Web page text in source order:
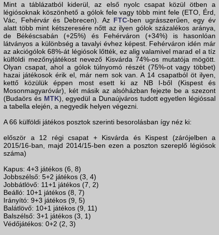
Mint a táblázatból kiderül, az első nyolc csapat közül ötben a
légiósoknak köszönhető a gólok fele vagy több mint fele (ETO, Érd,
Vác, Fehérvár és Debrecen). Az FTC-ben ugrásszerűen, egy év
alatt több mint kétszeresére nőtt az ilyen gólok százalékos aránya,
de Békéscsabán (+25%) és Fehérváron (+34%) is hasonlóan
látványos a különbség a tavalyi évhez képest. Fehérváron idén már
az akciógólok 68%-át légiósok lőtték, ez alig valamivel marad el a tíz
külföldi mezőnyjátékost nevező Kisvárda 74%-os mutatója mögött.
Olyan csapat, ahol a gólok túlnyomó részét (75%-ot vagy többet)
hazai játékosok érik el, már nem sok van. A 14 csapatból öt ilyen,
kettő közülük éppen most esett ki az NB I-ből (Kispest és
Mosonmagyaróvár), két másik az alsóházban fejezte be a szezont
(Budaörs és MTK), egyedül a Dunaújváros tudott egyetlen légióssal
a tabella elején, a negyedik helyen végezni.
A 66 külföldi játékos posztok szerinti besorolásban így néz ki:
először a 12 régi csapat + Kisvárda és Kispest (zárójelben a
2015/16-ban, majd 2014/15-ben ezen a poszton szereplő légiósok
száma)
Kapus: 4+3 játékos (6, 8)
Jobbszélső: 5+2 játékos (3, 4)
Jobbátlövő: 11+1 játékos (7, 2)
Beálló: 10+1 játékos (8, 7)
Irányító: 9+3 játékos (9, 5)
Balátlövő: 10+1 játékos (9, 11)
Balszélső: 3+1 játékos (3, 1)
Védőjátékos: 0+2 (2, 3)